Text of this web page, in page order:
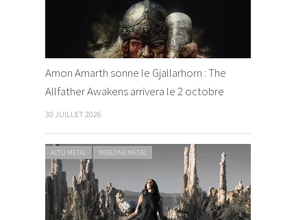
Amon Amarth sonne le Gjallarhorn : The
Allfather Awakens arrivera le 2 octobre
30 JUILLET 2026
ACTU METAL WEBZINE METAL